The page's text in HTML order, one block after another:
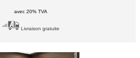
avec 20% TVA
Livraison gratuite